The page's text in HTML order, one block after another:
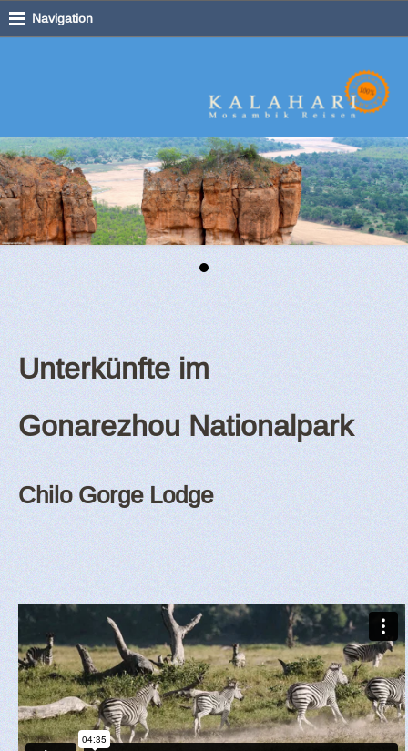
Navigation
Unterkünfte im
Gonarezhou Nationalpark
Chilo Gorge Lodge